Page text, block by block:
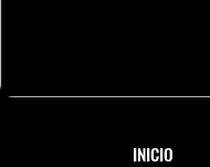
INICIO